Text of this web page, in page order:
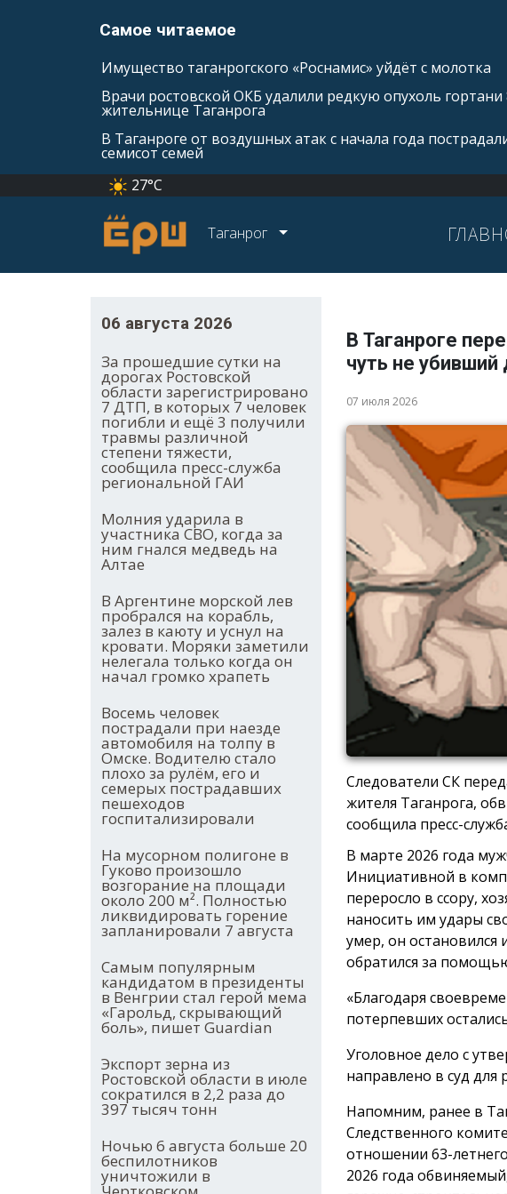
Самое читаемое
Имущество таганрогского «Роснамис» уйдёт с молотка
Врачи ростовской ОКБ удалили редкую опухоль гортани
жительнице Таганрога
В Таганроге от воздушных атак с начала года
семисот семей
27°C
Таганрог
06 августа 2026
За прошедшие сутки на
дорогах Ростовской
области зарегистрировано
7 ДТП, в которых 7 человек
погибли и ещё 3 получили
травмы различной
степени тяжести,
сообщила пресс-служба
региональной ГАИ
Молния ударила в
участника СВО, когда за
ним гнался медведь на
Алтае
В Аргентине морской лев
пробрался на корабль,
залез в каюту и уснул на
кровати. Моряки заметили
нелегала только когда он
начал громко храпеть
Восемь человек
пострадали при наезде
автомобиля на толпу в
Омске. Водителю стало
плохо за рулём, его и
семерых пострадавших
пешеходов
госпитализировали
На мусорном полигоне в
Гуково произошло
возгорание на площади
около 200 м². Полностью
ликвидировать горение
запланировали 7 августа
Самым популярным
кандидатом в президенты
в Венгрии стал герой мема
«Гарольд, скрывающий
боль», пишет Guardian
Экспорт зерна из
Ростовской области в июле
сократился в 2,2 раза до
397 тысяч тонн
Ночью 6 августа больше 20
беспилотников
уничтожили в
В Таганроге
чуть не убивший
07 июля 2026
Следователи СК
жителя Таганрога,
сообщила пресс-
В марте 2026 года
Инициативной в
переросло в ссору,
наносить им удары
умер, он
обратился за
«Благодаря
потерпевших
Уголовное дело с
направлено в суд для
Напомним, ранее в
Следственного
отношении 63-
2026 года